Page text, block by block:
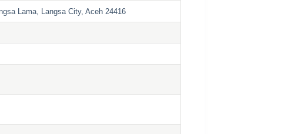
Lama, Langsa City, Aceh 24416